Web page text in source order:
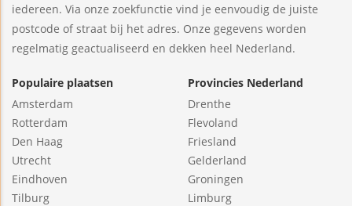
iedereen. Via onze zoekfunctie vind je eenvoudig de juiste
postcode of straat bij het adres. Onze gegevens worden
regelmatig geactualiseerd en dekken heel Nederland.
Populaire plaatsen
Amsterdam
Rotterdam
Den Haag
Utrecht
Eindhoven
Tilburg
Provincies Nederland
Drenthe
Flevoland
Friesland
Gelderland
Groningen
Limburg